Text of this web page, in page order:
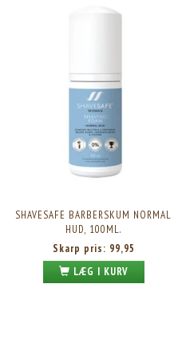
SHAVESAFE BARBERSKUM NORMAL
HUD, 100ML.
Skarp pris: 99,95
LÆG I KURV